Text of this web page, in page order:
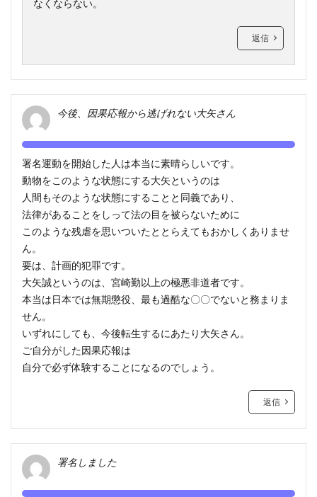
なくならない。
返信
今後、因果応報から逃げれない大矢さん
署名運動を開始した人は本当に素晴らしいです。
動物をこのような状態にする大矢というのは
人間もそのような状態にすることと同義であり、
法律があることをしって法の目を被らないために
このような残虐を思いついたととらえてもおかしくありませ
ん。
要は、計画的犯罪です。
大矢誠というのは、宮崎勤以上の極悪非道者です。
本当は日本では無期懲役、最も過酷な〇〇でないと務まりま
せん。
いずれにしても、今後転生するにあたり大矢さん。
ご自分がした因果応報は
自分で必ず体験することになるのでしょう。
返信
署名しました